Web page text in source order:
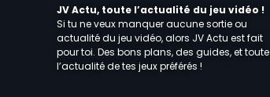
JV Actu, toute l’actualité du jeu vidéo !
Si tu ne veux manquer aucune sortie ou
actualité du jeu vidéo, alors JV Actu est fait
pour toi. Des bons plans, des guides, et toute
l’actualité de tes jeux préférés !